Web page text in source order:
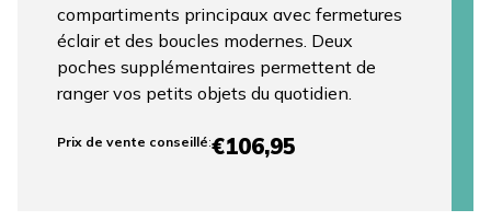
compartiments principaux avec fermetures
éclair et des boucles modernes. Deux
poches supplémentaires permettent de
ranger vos petits objets du quotidien.
Prix ​​de vente conseillé:€106,95